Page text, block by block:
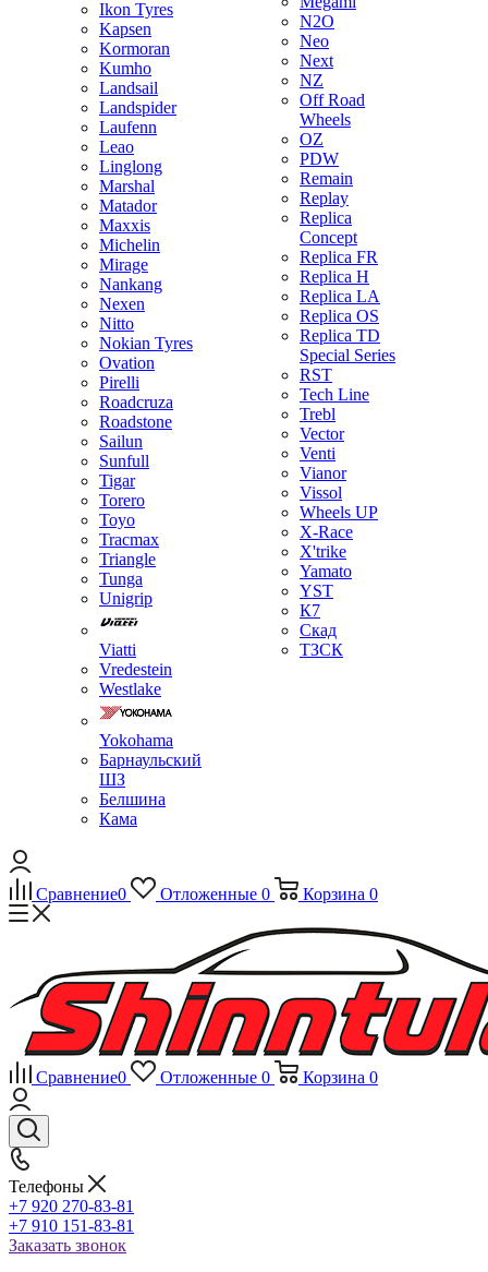
Ikon Tyres
Kapsen
Kormoran
Kumho
Landsail
Landspider
Laufenn
Leao
Linglong
Marshal
Matador
Maxxis
Michelin
Mirage
Nankang
Nexen
Nitto
Nokian Tyres
Ovation
Pirelli
Roadcruza
Roadstone
Sailun
Sunfull
Tigar
Torero
Toyo
Tracmax
Triangle
Tunga
Unigrip
Viatti
Vredestein
Westlake
Yokohama
Барнаульский
ШЗ
Белшина
Кама
N2O
Neo
Next
NZ
Off Road
Wheels
OZ
PDW
Remain
Replay
Replica
Concept
Replica FR
Replica H
Replica LA
Replica OS
Replica TD
Special Series
RST
Tech Line
Trebl
Vector
Venti
Vianor
Vissol
Wheels UP
X-Race
X'trike
Yamato
YST
К7
Скад
ТЗСК
Сравнение0 Отложенные 0 Корзина 0
Сравнение0 Отложенные 0 Корзина 0
Телефоны
+7 920 270-83-81
+7 910 151-83-81
Заказать звонок